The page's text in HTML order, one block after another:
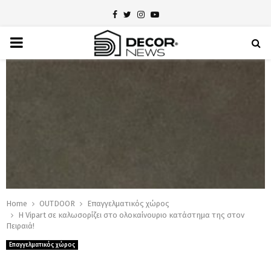
Facebook
TwitterInstagram
Youtube
PRIMARY
Home OUTDOOR
Επαγγελματικός χώρος
Η Vipart σε καλωσορίζει στο ολοκαίνουριο κατάστημα της στον
Πειραιά!
Επαγγελματικός χώρος